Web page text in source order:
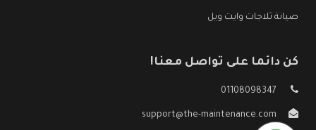
صيانة ثلاجات وايت ويل
كن دائما على تواصل معنا!
01108098347
support@the-maintenance.com